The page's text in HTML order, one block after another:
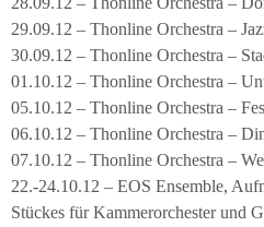
29.09.12 – Thonline Orchestra –
30.09.12 – Thonline Orchestra –
01.10.12 – Thonline Orchestra –
05.10.12 – Thonline Orchestra –
06.10.12 – Thonline Orchestra –
07.10.12 – Thonline Orchestra –
22.-24.10.12 – EOS Ensemble,
Stückes für Kammerorchester und